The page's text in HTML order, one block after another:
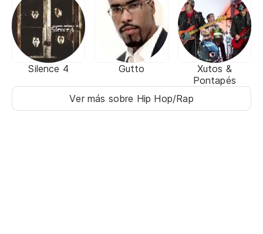
Silence 4 Gutto
Xutos &
Pontapés
Ver más sobre Hip Hop/Rap